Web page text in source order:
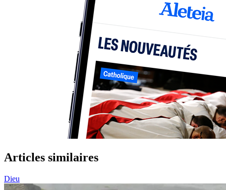
Articles similaires
Dieu